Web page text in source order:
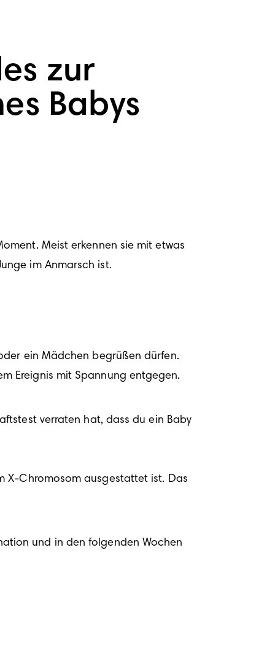
zur
Babys
Meist erkennen sie mit etwas
im Anmarsch ist.
ein Mädchen begrüßen dürfen.
Ereignis mit Spannung entgegen.
verraten hat, dass du ein Baby
X-Chromosom ausgestattet ist. Das
und in den folgenden Wochen